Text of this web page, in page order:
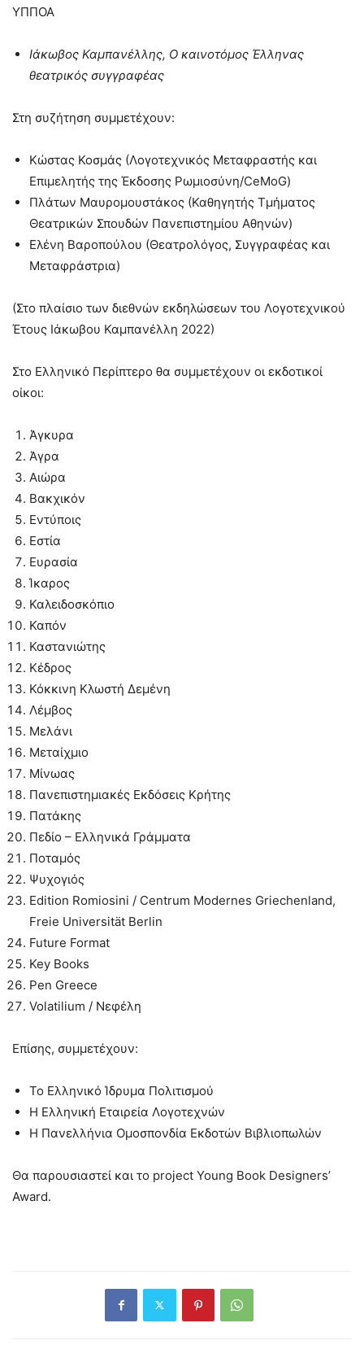
ΥΠΠΟΑ
Ιάκωβος Καμπανέλλης, Ο καινοτόμος Έλληνας
θεατρικός συγγραφέας
Στη συζήτηση συμμετέχουν:
Κώστας Κοσμάς (Λογοτεχνικός Μεταφραστής και
Επιμελητής της Έκδοσης Ρωμιοσύνη/CeMoG)
Πλάτων Μαυρομουστάκος (Καθηγητής Τμήματος
Θεατρικών Σπουδών Πανεπιστημίου Αθηνών)
Ελένη Βαροπούλου (Θεατρολόγος, Συγγραφέας και
Μεταφράστρια)
(Στο πλαίσιο των διεθνών εκδηλώσεων του Λογοτεχνικού
Έτους Ιάκωβου Καμπανέλλη 2022)
Στο Ελληνικό Περίπτερο θα συμμετέχουν οι εκδοτικοί
οίκοι:
Άγκυρα
Άγρα
Αιώρα
Βακχικόν
Εντύποις
Εστία
Ευρασία
Ίκαρος
Καλειδοσκόπιο
Καπόν
Καστανιώτης
Κέδρος
Κόκκινη Κλωστή Δεμένη
Λέμβος
Μελάνι
Μεταίχμιο
Μίνωας
Πανεπιστημιακές Εκδόσεις Κρήτης
Πατάκης
Πεδίο – Ελληνικά Γράμματα
Ποταμός
Ψυχογιός
Edition Romiosini / Centrum Modernes Griechenland,
Freie Universität Berlin
Future Format
Key Books
Pen Greece
Volatilium / Νεφέλη
Επίσης, συμμετέχουν:
Το Ελληνικό Ίδρυμα Πολιτισμού
Η Ελληνική Εταιρεία Λογοτεχνών
Η Πανελλήνια Ομοσπονδία Εκδοτών Βιβλιοπωλών
Θα παρουσιαστεί και το project Young Book Designers’
Award.